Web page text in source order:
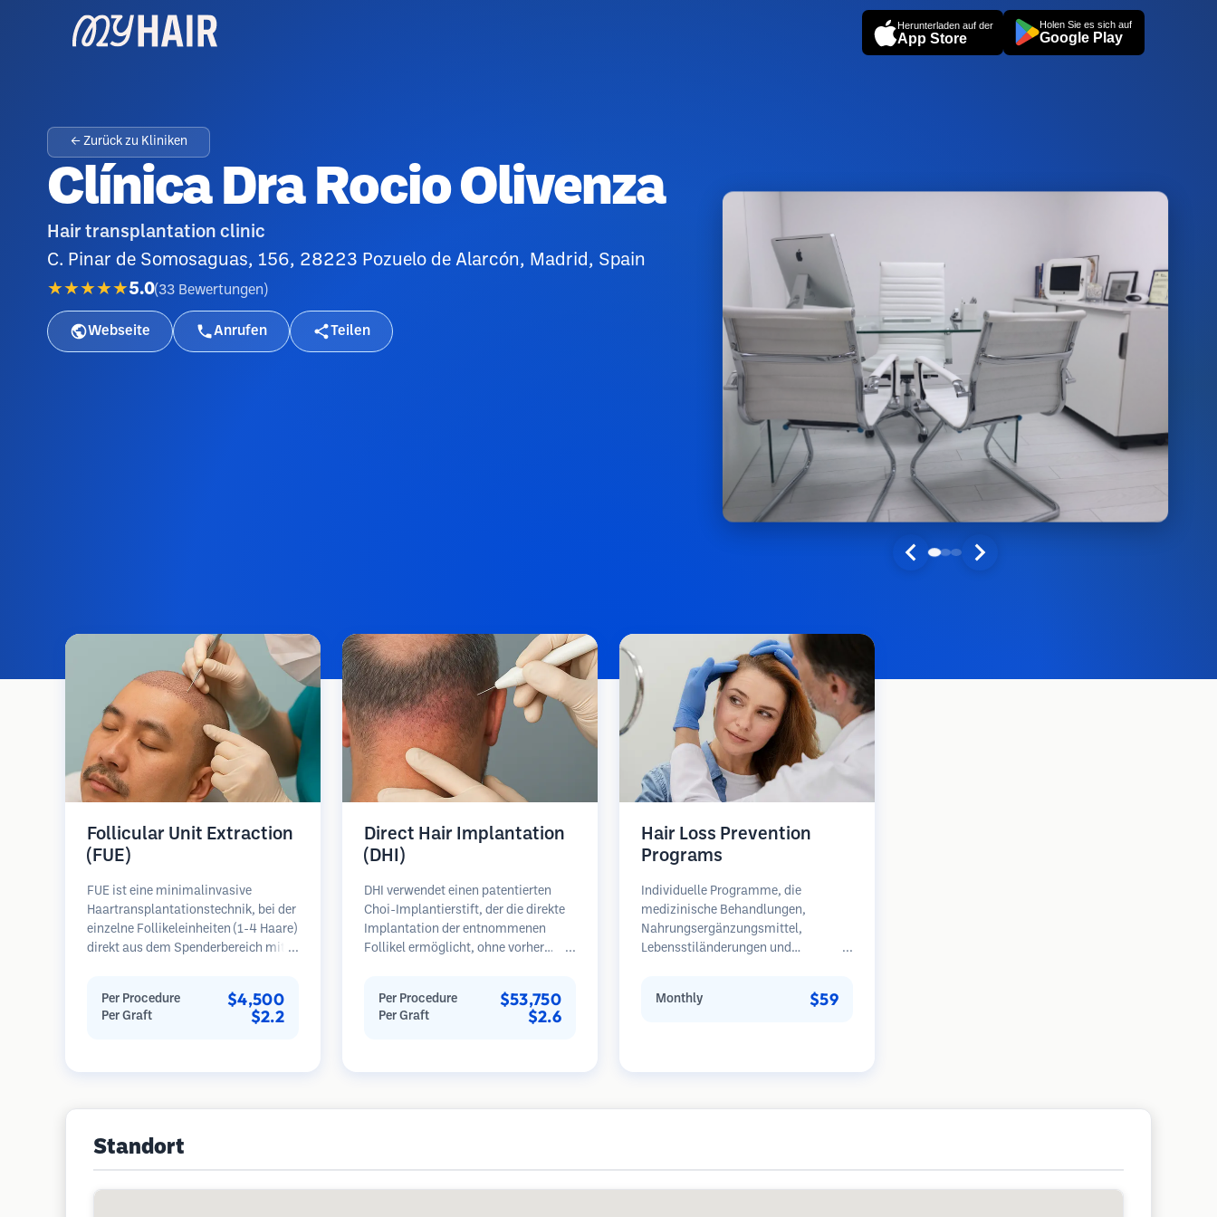
Herunterladen auf der
App Store
Holen Sie es sich auf
Google Play
← Zurück zu Kliniken
Clínica Dra Rocio Olivenza
Hair transplantation clinic
C. Pinar de Somosaguas, 156, 28223 Pozuelo de Alarcón, Madrid, Spain
★★★★★5.0(33 Bewertungen )
Webseite Anrufen Teilen
Follicular Unit Extraction
(FUE)
FUE ist eine minimalinvasive
Haartransplantationstechnik, bei der
einzelne Follikeleinheiten (1-4 Haare)
direkt aus dem Spenderbereich mit
werden dann in die
Empfängerbereiche in kahlen Zonen
Per Procedure $4,500
Per Graft $2.2
Direct Hair Implantation
(DHI)
DHI verwendet einen patentierten
Choi-Implantierstift, der die direkte
Implantation der entnommenen
Follikel ermöglicht, ohne vorher
Kontrolle über Tiefe, Richtung und
Winkel der implantierten Haare und
Per Procedure $53,750
Per Graft $2.6
Hair Loss Prevention
Programs
Individuelle Programme, die
medizinische Behandlungen,
Nahrungsergänzungsmittel,
Lebensstiländerungen und
Haarausfalls kombinieren.
Monthly $59
Standort